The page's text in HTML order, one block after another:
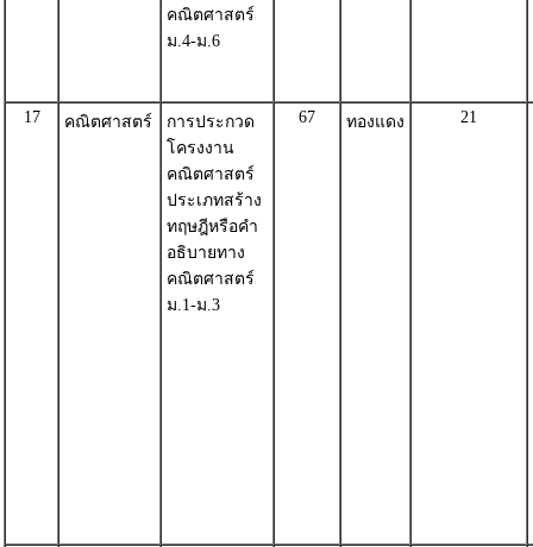
คณิตศาสตร์
ม.4-ม.6
17 คณิตศาสตร์
การประกวด
โครงงาน
คณิตศาสตร์
ประเภทสร้าง
ทฤษฎีหรือคำ
อธิบายทาง
คณิตศาสตร์
ม.1-ม.3
67 ทองแดง 21